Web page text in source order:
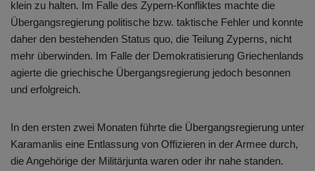
klein zu halten. Im Falle des Zypern-Konfliktes machte die
Übergangsregierung politische bzw. taktische Fehler und konnte
daher den bestehenden Status quo, die Teilung Zyperns, nicht
mehr überwinden. Im Falle der Demokratisierung Griechenlands
agierte die griechische Übergangsregierung jedoch besonnen
und erfolgreich.
In den ersten zwei Monaten führte die Übergangsregierung unter
Karamanlis eine Entlassung von Offizieren in der Armee durch,
die Angehörige der Militärjunta waren oder ihr nahe standen.